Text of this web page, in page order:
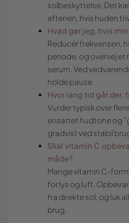
solbeskyttelse. Det
aftenen, hvis huden
Hvad gør jeg, hvis
Reducér frekvensen,
periode, og overvej et
serum. Ved
holde pause.
Hvor lang tid går der,
Vurder typisk over
ensartet hudtone og
gradvist ved stabil
Skal vitamin C
måde?
Mange vitamin C-
for lys og luft.
fra direkte sol, og luk
brug.